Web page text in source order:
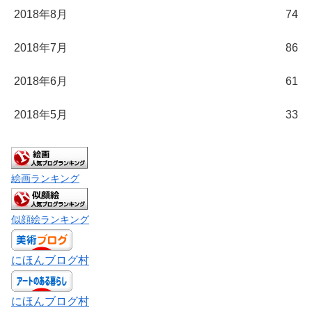
2018年8月 74
2018年7月 86
2018年6月 61
2018年5月 33
絵画ランキング
似顔絵ランキング
にほんブログ村
にほんブログ村